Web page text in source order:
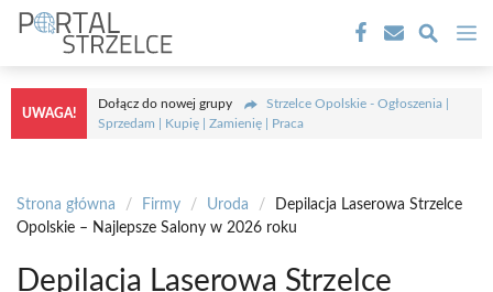
Przejdź
treści
UWAGA!
Dołącz do nowej grupy
Strzelce Opolskie - Ogłoszenia |
Sprzedam | Kupię | Zamienię | Praca
Strona główna / Firmy / Uroda /
Depilacja Laserowa Strzelce
Opolskie – Najlepsze Salony w 2026 roku
Depilacja Laserowa Strzelce